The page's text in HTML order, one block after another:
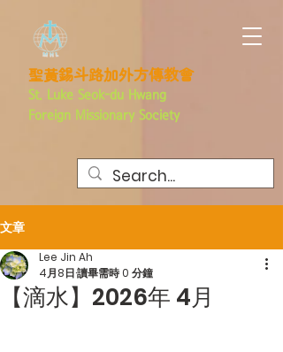
聖黃錫斗路加外方傳教會
St. Luke Seok-du Hwang
Foreign Missionary Society
文章
【滴水】2026年 4月
Lee Jin Ah
4月8日讀畢需時 0 分鐘